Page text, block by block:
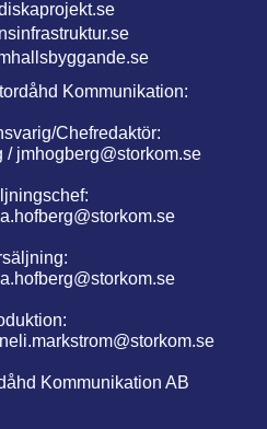
Kommunikation:
Chefredaktör:
/ jmhogberg@storkom.se
Kommunikation AB